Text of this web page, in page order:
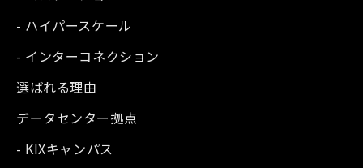
- ハイパースケール
- インターコネクション
選ばれる理由
データセンター拠点
- KIXキャンパス